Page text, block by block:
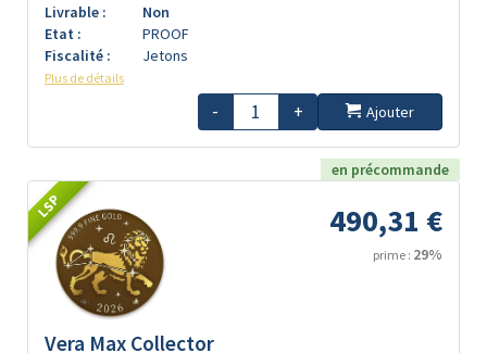
Livrable :
Non
Etat :
PROOF
Fiscalité :
Jetons
Plus de détails
- + Ajouter
en précommande
LSP 490,31 €
prime : 29%
Vera Max Collector